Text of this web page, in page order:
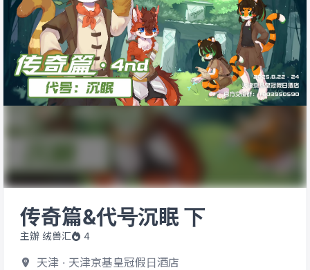
传奇篇&代号沉眠 下
主辦 绒兽汇 4
天津 · 天津京基皇冠假日酒店